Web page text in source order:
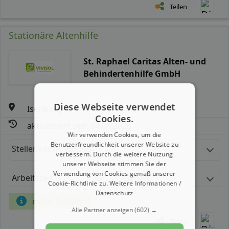
Teilen
Stationäre Altenhilfe
St. Raphael Caritas Alten- und
Behindertenhilfe GmbH
Isenburg
aktualisiert seit: 04.08.2026
Stellenbeschreibung:
Arbeitszeit Gehalt
mehr Details
Teilen
Diese Webseite verwendet
Cookies.
Wir verwenden Cookies, um die
Benutzerfreundlichkeit unserer Website zu
verbessern. Durch die weitere Nutzung
unserer Webseite stimmen Sie der
Verwendung von Cookies gemäß unserer
Cookie-Richtlinie zu.Weitere Informationen /
Datenschutz
Alle Partner anzeigen(602) →